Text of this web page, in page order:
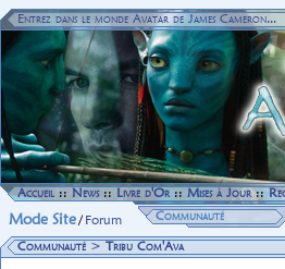
Entrez dans le monde Avatar de James Cameron...
Accueil::News::Livre d'Or::Mises à Jour::
Mode Site/ Forum Communauté
Communauté >Tribu Com'Ava